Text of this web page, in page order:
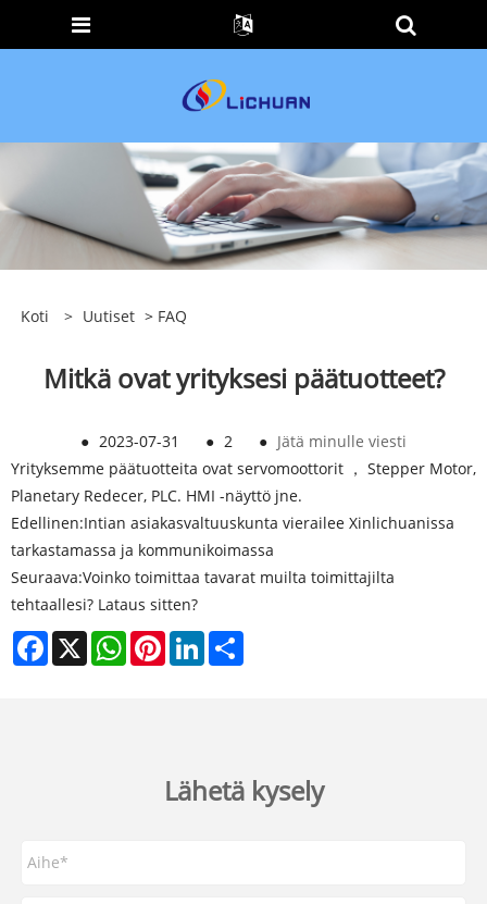
Koti > Uutiset > FAQ
Mitkä ovat yrityksesi päätuotteet?
● 2023-07-31 ● 2 ● Jätä minulle viesti
Yrityksemme päätuotteita ovat servomoottorit ， Stepper Motor,
Planetary Redecer, PLC. HMI -näyttö jne.
Edellinen:Intian asiakasvaltuuskunta vierailee Xinlichuanissa
tarkastamassa ja kommunikoimassa
Seuraava:Voinko toimittaa tavarat muilta toimittajilta
tehtaallesi? Lataus sitten?
Facebook
X WhatsAppPinterestLinkedIn
Lähetä kysely